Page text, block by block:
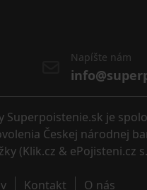
Napíšte nám
je
Českej
(Klik.cz & ePojisteni.cz
Kontakt O nás